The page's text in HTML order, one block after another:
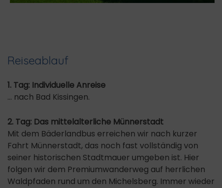
Reiseablauf
1. Tag: Individuelle Anreise
... nach Bad Kissingen.
2. Tag: Das mittelalterliche Münnerstadt
Mit dem Bäderlandbus erreichen wir nach kurzer
Fahrt Münnerstadt, das noch fast vollständig von
seiner historischen Stadtmauer umgeben ist. Hier
folgen wir dem Premiumwanderweg auf herrlichen
Waldpfaden rund um den Michelsberg. Immer wieder